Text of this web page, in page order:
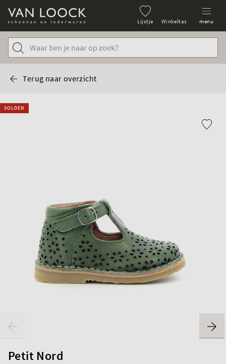
Lijstje Winkeltas menu
Terug naar overzicht
SOLDEN
Petit Nord